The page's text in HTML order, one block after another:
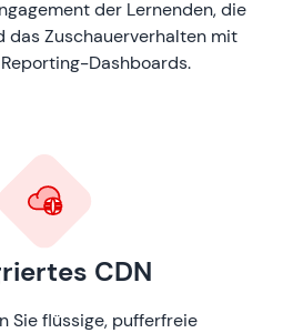
der Lernenden, die
das Zuschauerverhalten mit
Dashboards.
CDN
Sie flüssige, pufferfreie